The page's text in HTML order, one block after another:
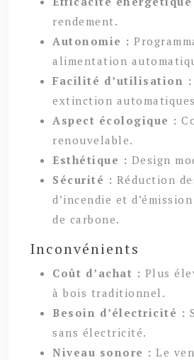
rendement.
Autonomie :
alimentation
Facilité d’utilisation :
extinction
Aspect écologique :
renouvelable.
Esthétique : Design
Sécurité : Réduction
d’incendie et
de carbone.
Inconvénients
Coût d’achat : Plus
à bois traditionnel.
Besoin d’électricité :
sans électricité.
Niveau sonore : Le